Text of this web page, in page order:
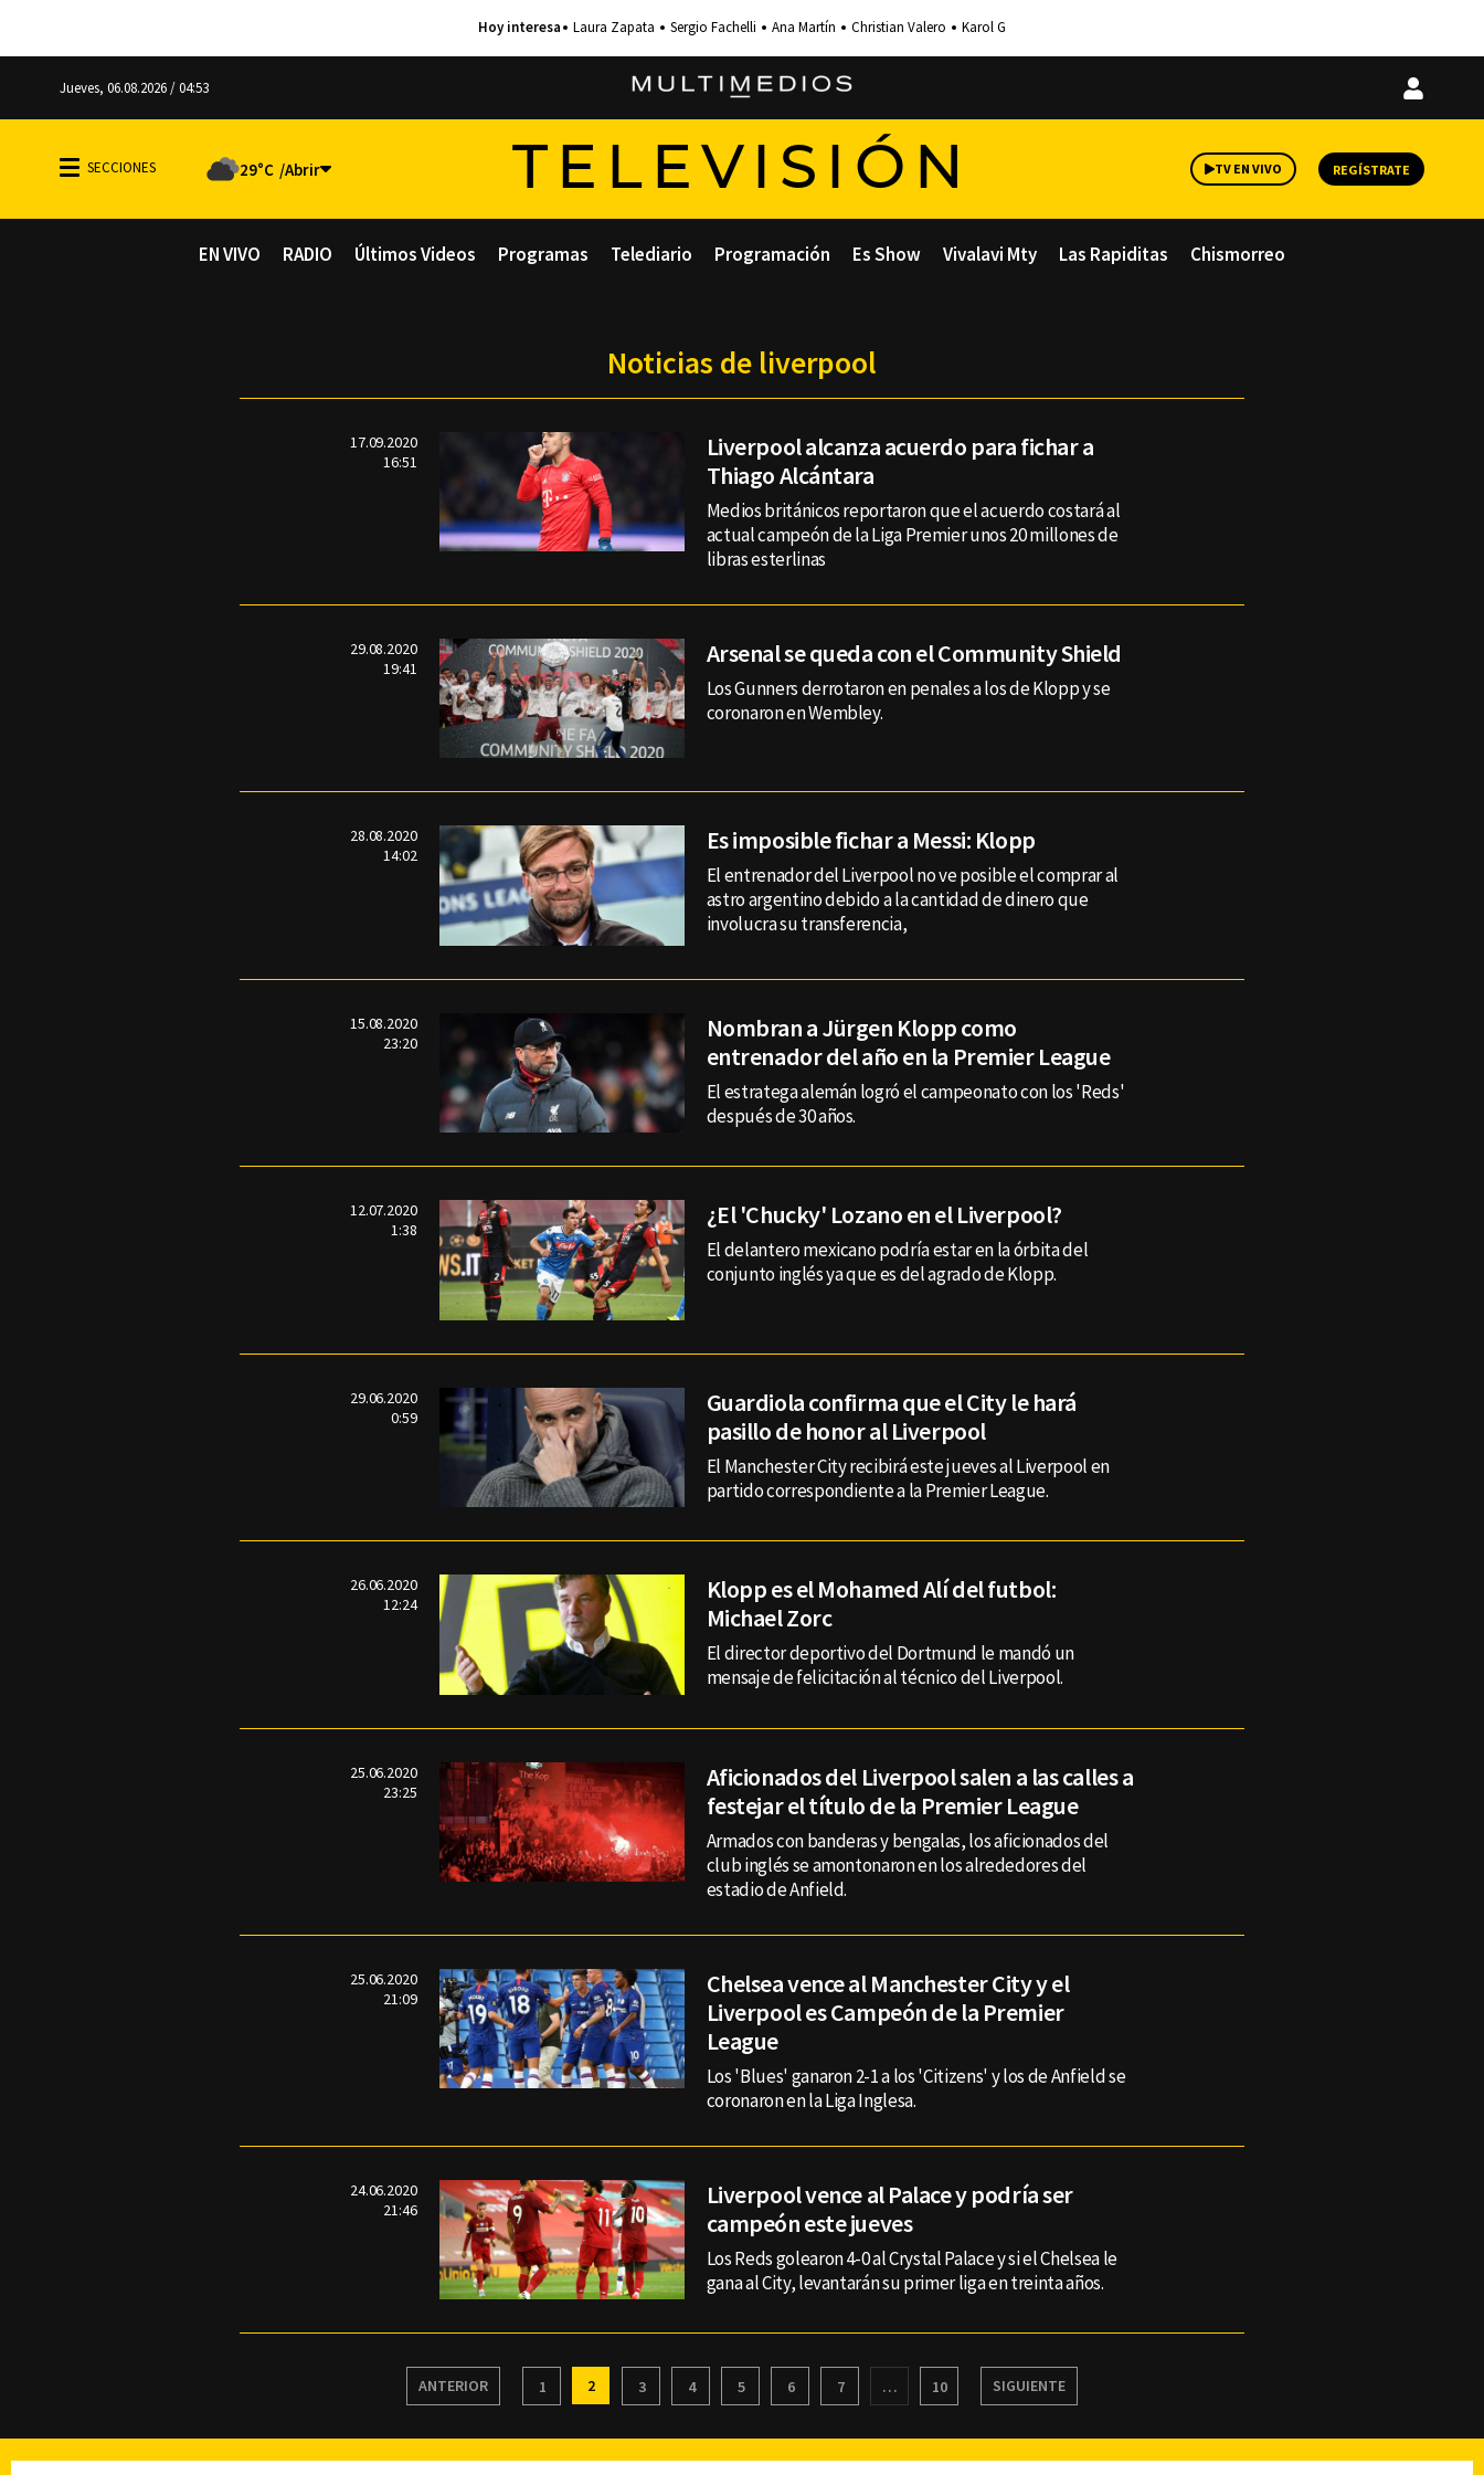
Laura Zapata Sergio Fachelli Ana Martín Christian Valero Karol G
Jueves, 06.08.2026 / 04:53
Iniciar
29°C TELEVISIÓN TV EN VIVO REGÍSTRATE
EN VIVO RADIO Últimos Videos Programas Telediario Programación Es Show Vivalavi Mty Las Rapiditas Chismorreo
Noticias de liverpool
17.09.2020
16:51
Liverpool alcanza acuerdo para fichar a
Thiago Alcántara
Medios británicos reportaron que el acuerdo costará al
actual campeón de la Liga Premier unos 20 millones de
libras esterlinas
29.08.2020
19:41
Arsenal se queda con el Community Shield
Los Gunners derrotaron en penales a los de Klopp y se
coronaron en Wembley.
28.08.2020
14:02
Es imposible fichar a Messi: Klopp
El entrenador del Liverpool no ve posible el comprar al
astro argentino debido a la cantidad de dinero que
involucra su transferencia,
15.08.2020
23:20
Nombran a Jürgen Klopp como
entrenador del año en la Premier League
El estratega alemán logró el campeonato con los 'Reds'
después de 30 años.
12.07.2020
1:38
¿El 'Chucky' Lozano en el Liverpool?
El delantero mexicano podría estar en la órbita del
conjunto inglés ya que es del agrado de Klopp.
29.06.2020
0:59
Guardiola confirma que el City le hará
pasillo de honor al Liverpool
El Manchester City recibirá este jueves al Liverpool en
partido correspondiente a la Premier League.
26.06.2020
12:24
Klopp es el Mohamed Alí del futbol:
Michael Zorc
El director deportivo del Dortmund le mandó un
mensaje de felicitación al técnico del Liverpool.
25.06.2020
23:25
Aficionados del Liverpool salen a las calles a
festejar el título de la Premier League
Armados con banderas y bengalas, los aficionados del
club inglés se amontonaron en los alrededores del
estadio de Anfield.
25.06.2020
21:09
Chelsea vence al Manchester City y el
Liverpool es Campeón de la Premier
League
Los 'Blues' ganaron 2-1 a los 'Citizens' y los de Anfield se
coronaron en la Liga Inglesa.
24.06.2020
21:46
Liverpool vence al Palace y podría ser
campeón este jueves
Los Reds golearon 4-0 al Crystal Palace y si el Chelsea le
gana al City, levantarán su primer liga en treinta años.
ANTERIOR 1 2 3 4 5 6 7 … 10 SIGUIENTE